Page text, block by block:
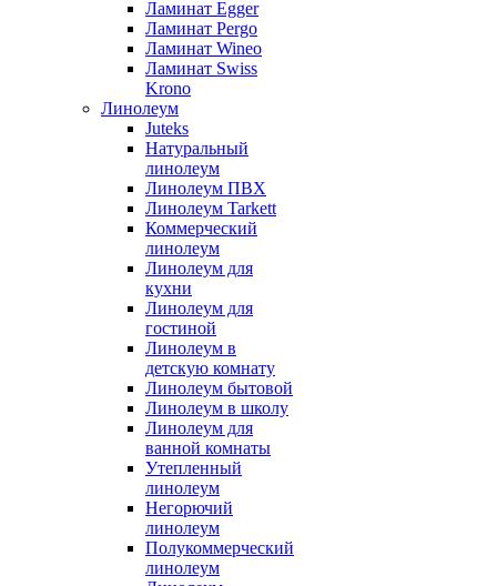
Ламинат Egger
Ламинат Pergo
Ламинат Wineo
Ламинат Swiss
Krono
Линолеум
Juteks
Натуральный
линолеум
Линолеум ПВХ
Линолеум Tarkett
Коммерческий
линолеум
Линолеум для
кухни
Линолеум для
гостиной
Линолеум в
детскую комнату
Линолеум бытовой
Линолеум в школу
Линолеум для
ванной комнаты
Утепленный
линолеум
Негорючий
линолеум
Полукоммерческий
линолеум